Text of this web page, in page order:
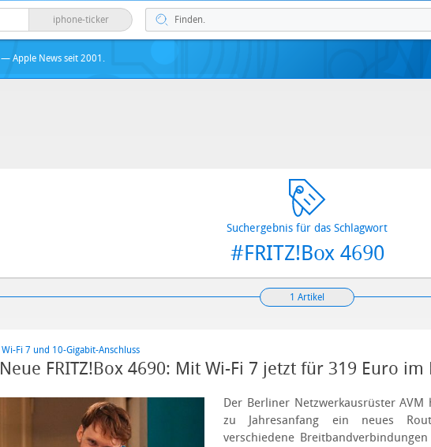
iphone-ticker
— Apple News seit 2001.
Suchergebnis für das Schlagwort
#FRITZ!Box 4690
1 Artikel
Wi-Fi 7 und 10-Gigabit-Anschluss
Neue FRITZ!Box 4690: Mit Wi-Fi 7 jetzt für 319 Euro im
Der Berliner Netzwerkausrüster AVM
zu Jahresanfang ein neues
verschiedene